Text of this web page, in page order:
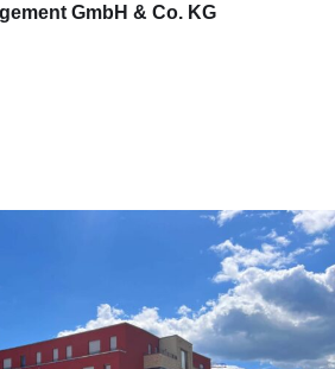
GmbH & Co. KG